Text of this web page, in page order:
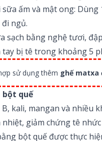
ấm và mật ong:
ngủ.
sạch bằng nghệ tươi,
tay bị tê trong khoảng 5
sử dụng thêm ghế matxa
bột quế
kali, mangan và nhiều
giảm chứng tê
bột quế được thực